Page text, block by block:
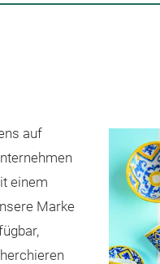
auf
einem
Marke